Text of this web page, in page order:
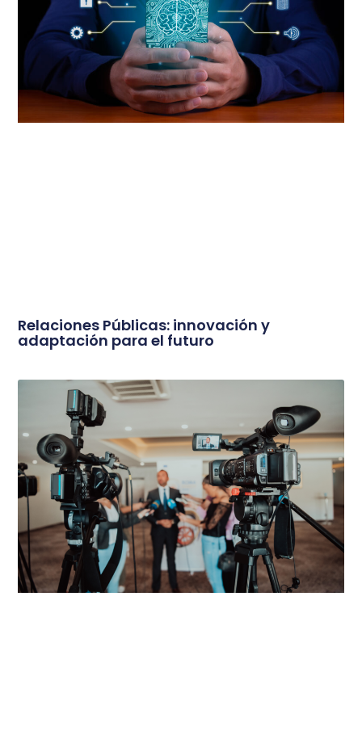
Relaciones Públicas: innovación y
adaptación para el futuro